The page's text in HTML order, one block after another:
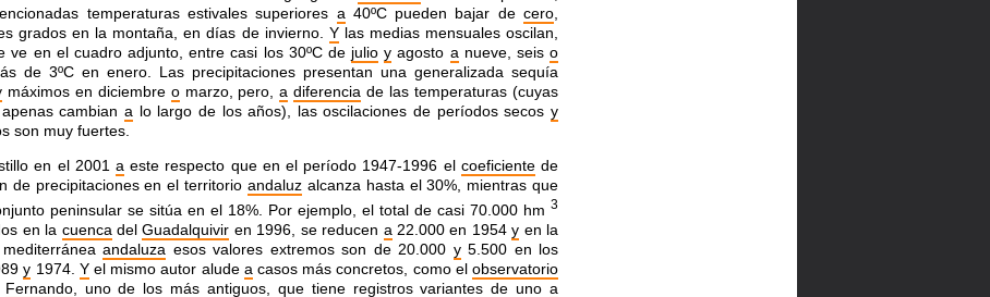
temperaturas estivales superiores a 40ºC pueden bajar de cero
grados en la montaña, en días de invierno. Ylas medias mensuales oscilan,
ve en el cuadro adjunto, entre casi los 30ºC de julio y agosto a nueve, seiso
de 3ºC en enero. Las precipitaciones presentan una generalizada sequía
máximos en diciembre omarzo, pero,a diferencia de las temperaturas (cuyas
cambian a lo largo de los años), las oscilaciones de períodos secosy
son muy fuertes.
en el 2001 a este respecto que en el período 1947-1996 el coeficientede
de precipitaciones en el territorio andaluz alcanza hasta el 30%, mientras que
peninsular se sitúa en el 18%. Por ejemplo, el total de casi 70.000 hm 3
en la cuenca delGuadalquivir en 1996, se reducen a 22.000 en 1954y en la
mediterránea andaluza esos valores extremos son de 20.000 y5.500 en los
y 1974. Yel mismo autor alude a casos más concretos, como elobservatorio
Fernando, uno de los más antiguos, que tiene registros variantes de unoa